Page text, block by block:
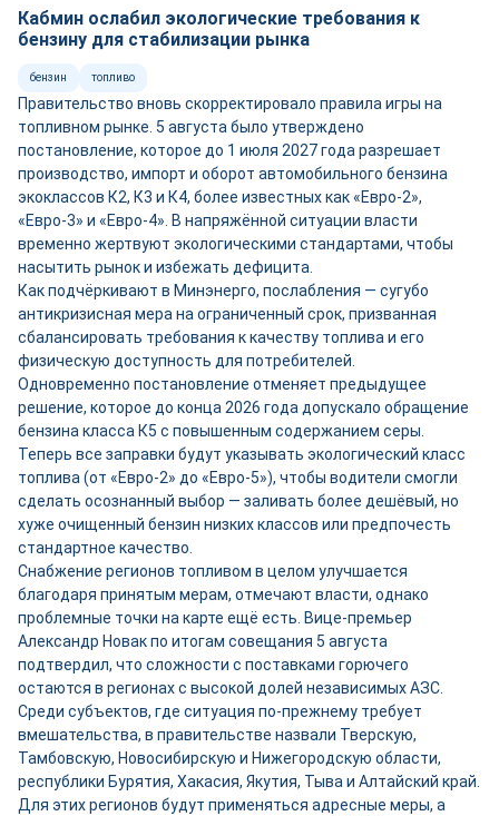
Кабмин ослабил экологические требования к
бензину для стабилизации рынка
бензин топливо
Правительство вновь скорректировало правила игры на
топливном рынке. 5 августа было утверждено
постановление, которое до 1 июля 2027 года разрешает
производство, импорт и оборот автомобильного бензина
экоклассов К2, К3 и К4, более известных как «Евро-2»,
«Евро-3» и «Евро-4». В напряжённой ситуации власти
временно жертвуют экологическими стандартами, чтобы
насытить рынок и избежать дефицита.
Как подчёркивают в Минэнерго, послабления — сугубо
антикризисная мера на ограниченный срок, призванная
сбалансировать требования к качеству топлива и его
физическую доступность для потребителей.
Одновременно постановление отменяет предыдущее
решение, которое до конца 2026 года допускало обращение
бензина класса К5 с повышенным содержанием серы.
Теперь все заправки будут указывать экологический класс
топлива (от «Евро-2» до «Евро-5»), чтобы водители смогли
сделать осознанный выбор — заливать более дешёвый, но
хуже очищенный бензин низких классов или предпочесть
стандартное качество.
Снабжение регионов топливом в целом улучшается
благодаря принятым мерам, отмечают власти, однако
проблемные точки на карте ещё есть. Вице-премьер
Александр Новак по итогам совещания 5 августа
подтвердил, что сложности с поставками горючего
остаются в регионах с высокой долей независимых АЗС.
Среди субъектов, где ситуация по-прежнему требует
вмешательства, в правительстве назвали Тверскую,
Тамбовскую, Новосибирскую и Нижегородскую области,
республики Бурятия, Хакасия, Якутия, Тыва и Алтайский край.
Для этих регионов будут применяться адресные меры, а